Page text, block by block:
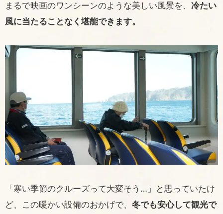
まるで映画のワンシーンのような美しい風景を、 冷たい
風に当たることなく堪能できます。
「寒い季節のクルーズって大変そう…」と思っていたけ
ど、この暖かい設備のおかげで、 冬でも安心して観光で